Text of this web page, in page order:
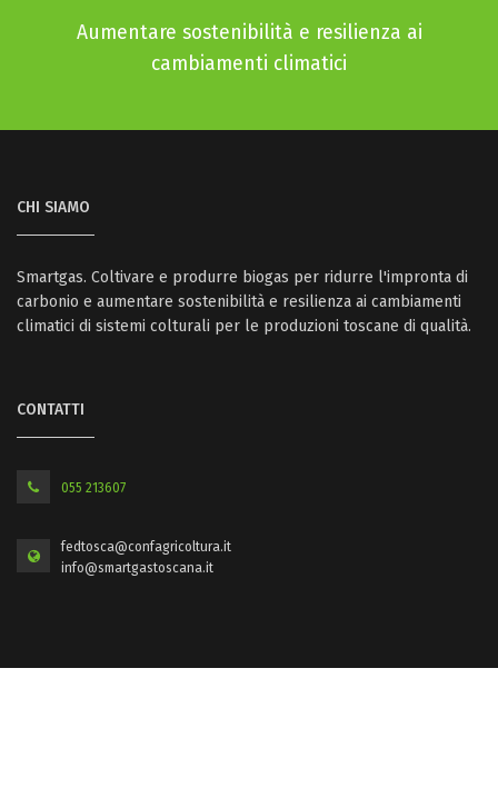
Aumentare sostenibilità e resilienza ai
cambiamenti climatici
CHI SIAMO
Smartgas. Coltivare e produrre biogas per ridurre l'impronta di
carbonio e aumentare sostenibilità e resilienza ai cambiamenti
climatici di sistemi colturali per le produzioni toscane di qualità.
CONTATTI
055 213607
fedtosca@confagricoltura.it
info@smartgastoscana.it